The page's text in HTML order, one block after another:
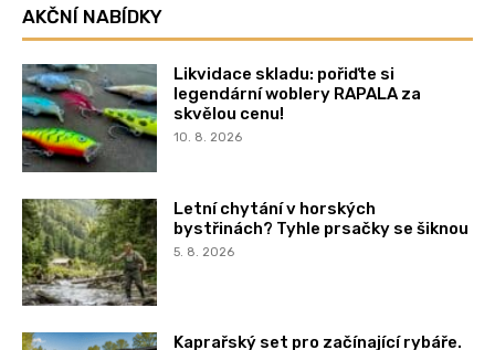
AKČNÍ NABÍDKY
Likvidace skladu: pořiďte si
legendární woblery RAPALA za
skvělou cenu!
10. 8. 2026
Letní chytání v horských
bystřinách? Tyhle prsačky se šiknou
5. 8. 2026
Kaprařský set pro začínající rybáře.